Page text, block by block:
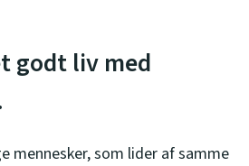
godt liv med
mennesker, som lider af samme